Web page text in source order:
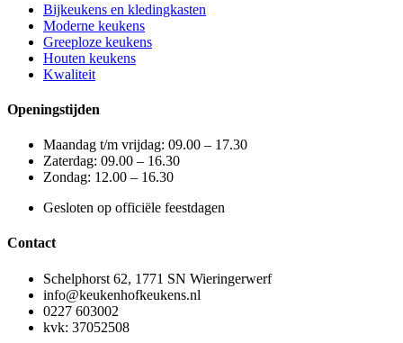
Bijkeukens en kledingkasten
Moderne keukens
Greeploze keukens
Houten keukens
Kwaliteit
Openingstijden
Maandag t/m vrijdag: 09.00 – 17.30
Zaterdag: 09.00 – 16.30
Zondag: 12.00 – 16.30
Gesloten op officiële feestdagen
Contact
Schelphorst 62, 1771 SN Wieringerwerf
info@keukenhofkeukens.nl
0227 603002
kvk: 37052508